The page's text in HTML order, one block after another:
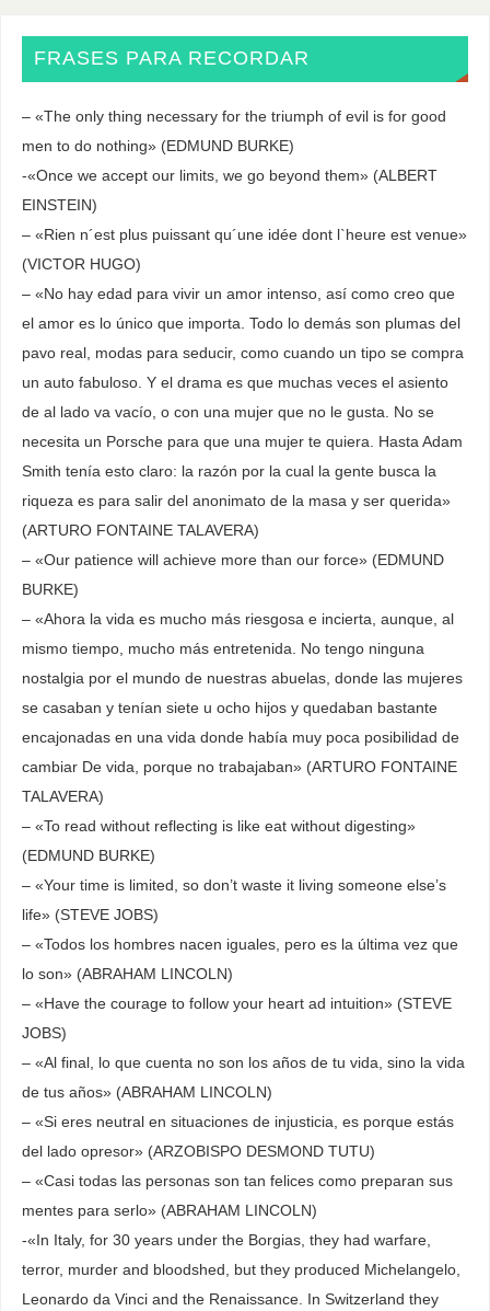
FRASES PARA RECORDAR
– «The only thing necessary for the triumph of evil is for good
men to do nothing» (EDMUND BURKE)
-«Once we accept our limits, we go beyond them» (ALBERT
EINSTEIN)
– «Rien n´est plus puissant qu´une idée dont l`heure est venue»
(VICTOR HUGO)
– «No hay edad para vivir un amor intenso, así como creo que
el amor es lo único que importa. Todo lo demás son plumas del
pavo real, modas para seducir, como cuando un tipo se compra
un auto fabuloso. Y el drama es que muchas veces el asiento
de al lado va vacío, o con una mujer que no le gusta. No se
necesita un Porsche para que una mujer te quiera. Hasta Adam
Smith tenía esto claro: la razón por la cual la gente busca la
riqueza es para salir del anonimato de la masa y ser querida»
(ARTURO FONTAINE TALAVERA)
– «Our patience will achieve more than our force» (EDMUND
BURKE)
– «Ahora la vida es mucho más riesgosa e incierta, aunque, al
mismo tiempo, mucho más entretenida. No tengo ninguna
nostalgia por el mundo de nuestras abuelas, donde las mujeres
se casaban y tenían siete u ocho hijos y quedaban bastante
encajonadas en una vida donde había muy poca posibilidad de
cambiar De vida, porque no trabajaban» (ARTURO FONTAINE
TALAVERA)
– «To read without reflecting is like eat without digesting»
(EDMUND BURKE)
– «Your time is limited, so don’t waste it living someone else’s
life» (STEVE JOBS)
– «Todos los hombres nacen iguales, pero es la última vez que
lo son» (ABRAHAM LINCOLN)
– «Have the courage to follow your heart ad intuition» (STEVE
JOBS)
– «Al final, lo que cuenta no son los años de tu vida, sino la vida
de tus años» (ABRAHAM LINCOLN)
– «Si eres neutral en situaciones de injusticia, es porque estás
del lado opresor» (ARZOBISPO DESMOND TUTU)
– «Casi todas las personas son tan felices como preparan sus
mentes para serlo» (ABRAHAM LINCOLN)
-«In Italy, for 30 years under the Borgias, they had warfare,
terror, murder and bloodshed, but they produced Michelangelo,
Leonardo da Vinci and the Renaissance. In Switzerland they